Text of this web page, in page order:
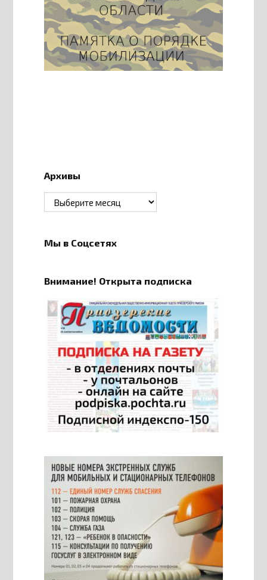
Архивы
Архивы
Мы в Соцсетях
Внимание! Открыта подписка